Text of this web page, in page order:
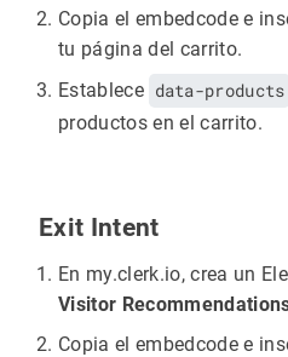
Copia el embedcode e
tu página del carrito.
Establece data-products
productos en el carrito.
Exit Intent
En my.clerk.io, crea un
Visitor
Copia el embedcode e